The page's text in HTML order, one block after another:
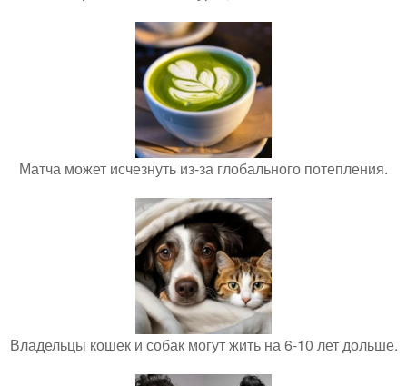
Матча может исчезнуть из-за глобального потепления.
Владельцы кошек и собак могут жить на 6-10 лет дольше.